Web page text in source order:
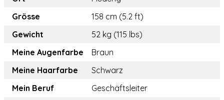
Grösse
158 cm (5.2 ft)
Gewicht
52 kg (115 lbs)
Meine Augenfarbe
Braun
Meine Haarfarbe
Schwarz
Mein Beruf
Geschäftsleiter